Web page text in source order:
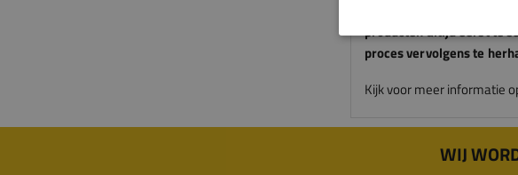
producten altijd eerst te
proces vervolgens te
Kijk voor meer informatie
WIJ